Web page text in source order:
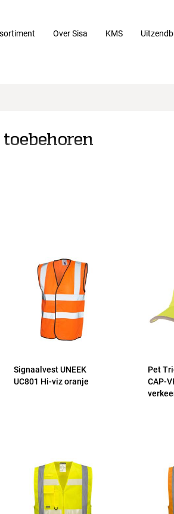
Over Sisa KMS
Signaalvest UNEEK
UC801 Hi-viz oranje
Pet
CAP-